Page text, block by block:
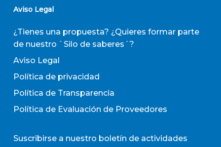
Aviso Legal
¿Tienes una propuesta? ¿Quieres formar parte
de nuestro `Silo de saberes´?
Aviso Legal
Política de privacidad
Política de Transparencia
Política de Evaluación de Proveedores
Suscribirse a nuestro boletín de actividades